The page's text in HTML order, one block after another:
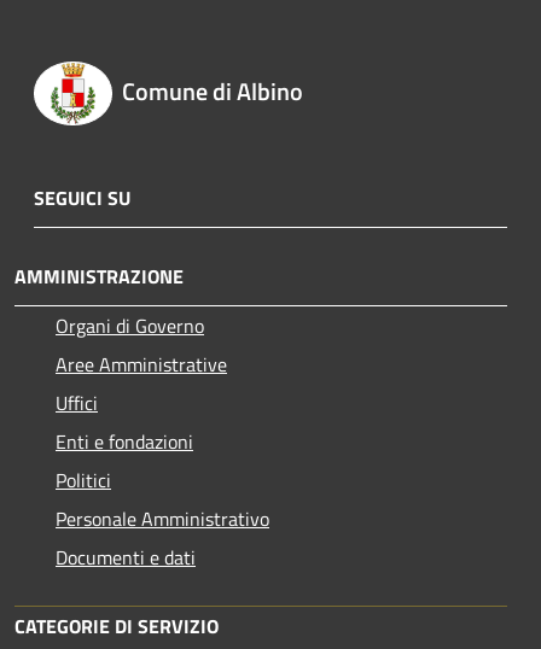
Comune di Albino
SEGUICI SU
AMMINISTRAZIONE
Organi di Governo
Aree Amministrative
Uffici
Enti e fondazioni
Politici
Personale Amministrativo
Documenti e dati
CATEGORIE DI SERVIZIO